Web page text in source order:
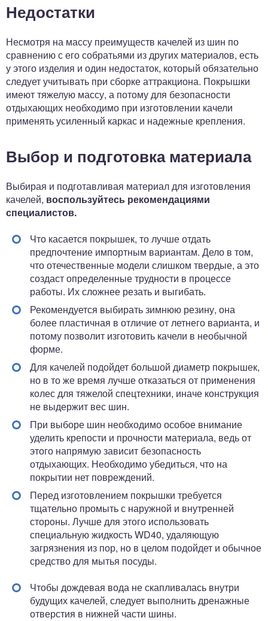
Недостатки
Несмотря на массу преимуществ качелей из шин по
сравнению с его собратьями из других материалов, есть
у этого изделия и один недостаток, который обязательно
следует учитывать при сборке аттракциона. Покрышки
имеют тяжелую массу, а потому для безопасности
отдыхающих необходимо при изготовлении качели
применять усиленный каркас и надежные крепления.
Выбор и подготовка материала
Выбирая и подготавливая материал для изготовления
качелей, воспользуйтесь рекомендациями
специалистов.
Что касается покрышек, то лучше отдать
предпочтение импортным вариантам. Дело в том,
что отечественные модели слишком твердые, а это
создаст определенные трудности в процессе
работы. Их сложнее резать и выгибать.
Рекомендуется выбирать зимнюю резину, она
более пластичная в отличие от летнего варианта, и
потому позволит изготовить качели в необычной
форме.
Для качелей подойдет большой диаметр покрышек,
но в то же время лучше отказаться от применения
колес для тяжелой спецтехники, иначе конструкция
не выдержит вес шин.
При выборе шин необходимо особое внимание
уделить крепости и прочности материала, ведь от
этого напрямую зависит безопасность
отдыхающих. Необходимо убедиться, что на
покрытии нет повреждений.
Перед изготовлением покрышки требуется
тщательно промыть с наружной и внутренней
стороны. Лучше для этого использовать
специальную жидкость WD40, удаляющую
загрязнения из пор, но в целом подойдет и обычное
средство для мытья посуды.
Чтобы дождевая вода не скапливалась внутри
будущих качелей, следует выполнить дренажные
отверстия в нижней части шины.